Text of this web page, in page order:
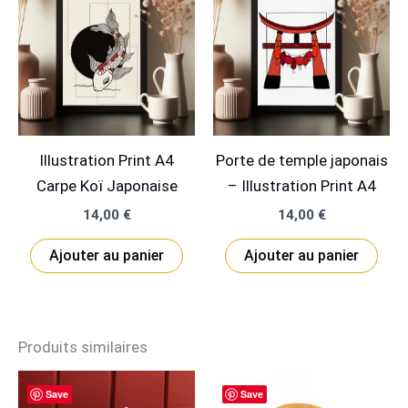
Les
options
peuvent
choisies
sur
produit
Illustration Print A4
Carpe Koï Japonaise
14,00 €
Ajouter au panier
Porte de temple japonais
– Illustration Print A4
14,00 €
Ajouter au panier
Produits similaires
Save Save